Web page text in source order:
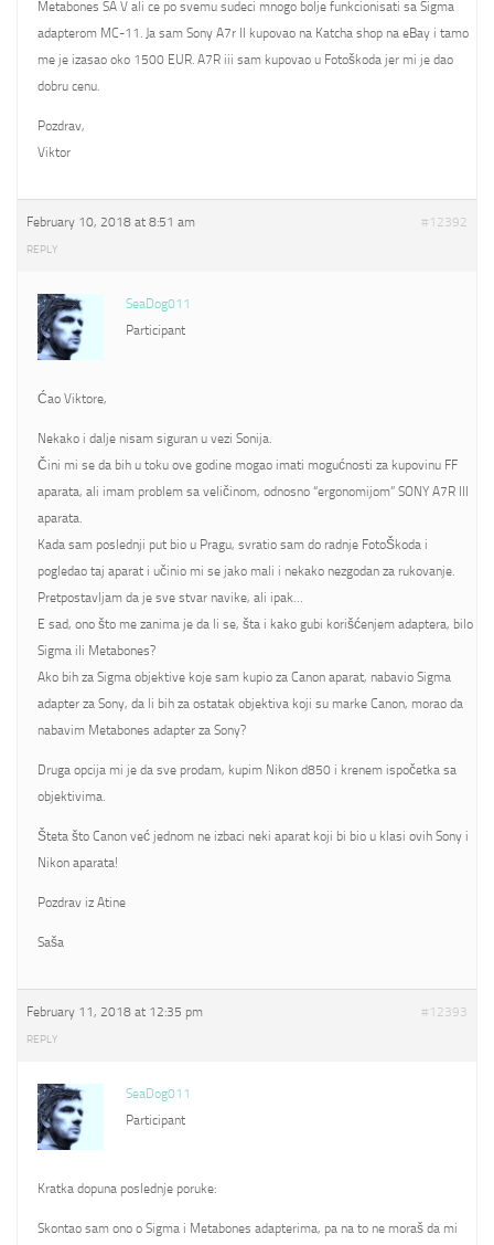
Metabones SA V ali ce po svemu sudeci mnogo bolje funkcionisati sa Sigma
adapterom MC-11. Ja sam Sony A7r II kupovao na Katcha shop na eBay i tamo
me je izasao oko 1500 EUR. A7R iii sam kupovao u Fotoškoda jer mi je dao
dobru cenu.
Pozdrav,
Viktor
February 10, 2018 at 8:51 am #12392
REPLY
SeaDog011
Participant
Ćao Viktore,
Nekako i dalje nisam siguran u vezi Sonija.
Čini mi se da bih u toku ove godine mogao imati mogućnosti za kupovinu FF
aparata, ali imam problem sa veličinom, odnosno “ergonomijom” SONY A7R III
aparata.
Kada sam poslednji put bio u Pragu, svratio sam do radnje FotoŠkoda i
pogledao taj aparat i učinio mi se jako mali i nekako nezgodan za rukovanje.
Pretpostavljam da je sve stvar navike, ali ipak…
E sad, ono što me zanima je da li se, šta i kako gubi korišćenjem adaptera, bilo
Sigma ili Metabones?
Ako bih za Sigma objektive koje sam kupio za Canon aparat, nabavio Sigma
adapter za Sony, da li bih za ostatak objektiva koji su marke Canon, morao da
nabavim Metabones adapter za Sony?
Druga opcija mi je da sve prodam, kupim Nikon d850 i krenem ispočetka sa
objektivima.
Šteta što Canon već jednom ne izbaci neki aparat koji bi bio u klasi ovih Sony i
Nikon aparata!
Pozdrav iz Atine
Saša
February 11, 2018 at 12:35 pm #12393
REPLY
SeaDog011
Participant
Kratka dopuna poslednje poruke:
Skontao sam ono o Sigma i Metabones adapterima, pa na to ne moraš da mi